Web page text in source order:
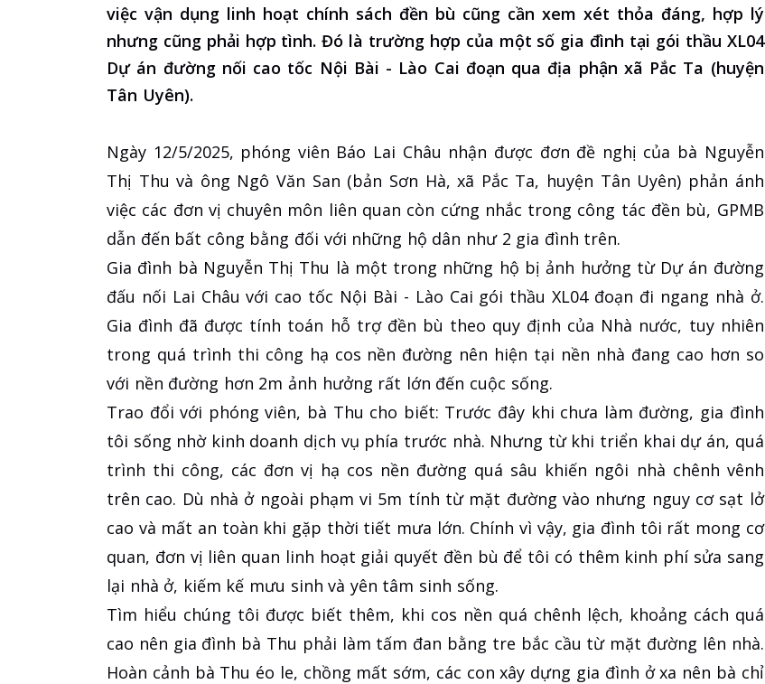
việc vận dụng linh hoạt chính sách đền bù cũng cần xem xét thỏa đáng, hợp lý
nhưng cũng phải hợp tình. Đó là trường hợp của một số gia đình tại gói thầu XL04
Dự án đường nối cao tốc Nội Bài - Lào Cai đoạn qua địa phận xã Pắc Ta (huyện
Tân Uyên).
Ngày 12/5/2025, phóng viên Báo Lai Châu nhận được đơn đề nghị của bà Nguyễn
Thị Thu và ông Ngô Văn San (bản Sơn Hà, xã Pắc Ta, huyện Tân Uyên) phản ánh
việc các đơn vị chuyên môn liên quan còn cứng nhắc trong công tác đền bù, GPMB
dẫn đến bất công bằng đối với những hộ dân như 2 gia đình trên.
Gia đình bà Nguyễn Thị Thu là một trong những hộ bị ảnh hưởng từ Dự án đường
đấu nối Lai Châu với cao tốc Nội Bài - Lào Cai gói thầu XL04 đoạn đi ngang nhà ở.
Gia đình đã được tính toán hỗ trợ đền bù theo quy định của Nhà nước, tuy nhiên
trong quá trình thi công hạ cos nền đường nên hiện tại nền nhà đang cao hơn so
với nền đường hơn 2m ảnh hưởng rất lớn đến cuộc sống.
Trao đổi với phóng viên, bà Thu cho biết: Trước đây khi chưa làm đường, gia đình
tôi sống nhờ kinh doanh dịch vụ phía trước nhà. Nhưng từ khi triển khai dự án, quá
trình thi công, các đơn vị hạ cos nền đường quá sâu khiến ngôi nhà chênh vênh
trên cao. Dù nhà ở ngoài phạm vi 5m tính từ mặt đường vào nhưng nguy cơ sạt lở
cao và mất an toàn khi gặp thời tiết mưa lớn. Chính vì vậy, gia đình tôi rất mong cơ
quan, đơn vị liên quan linh hoạt giải quyết đền bù để tôi có thêm kinh phí sửa sang
lại nhà ở, kiếm kế mưu sinh và yên tâm sinh sống.
Tìm hiểu chúng tôi được biết thêm, khi cos nền quá chênh lệch, khoảng cách quá
cao nên gia đình bà Thu phải làm tấm đan bằng tre bắc cầu từ mặt đường lên nhà.
Hoàn cảnh bà Thu éo le, chồng mất sớm, các con xây dựng gia đình ở xa nên bà chỉ